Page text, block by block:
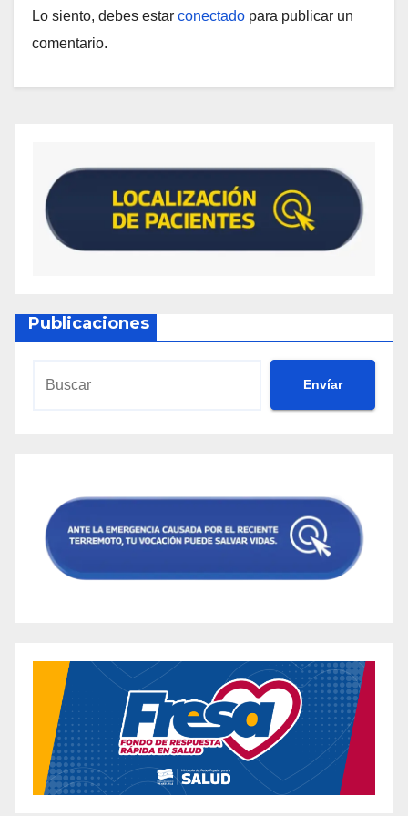
Lo siento, debes estar conectado para publicar un
comentario.
Publicaciones
Envíar